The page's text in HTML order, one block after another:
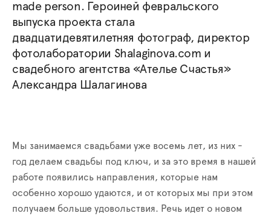
made person. Героиней февральского
выпуска проекта стала
двадцатидевятилетняя фотограф, директор
фотолаборатории Shalaginova.com и
свадебного агентства «Ателье Счастья»
Александра Шалагинова
Мы занимаемся свадьбами уже восемь лет, из них -
год делаем свадьбы под ключ, и за это время в нашей
работе появились направления, которые нам
особенно хорошо удаются, и от которых мы при этом
получаем больше удовольствия. Речь идет о новом